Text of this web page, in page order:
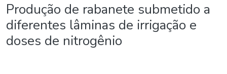
Produção de rabanete submetido a
diferentes lâminas de irrigação e
doses de nitrogênio